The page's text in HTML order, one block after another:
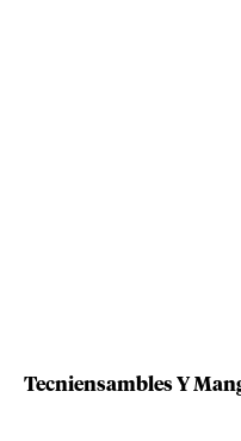
Tecniensambles Y